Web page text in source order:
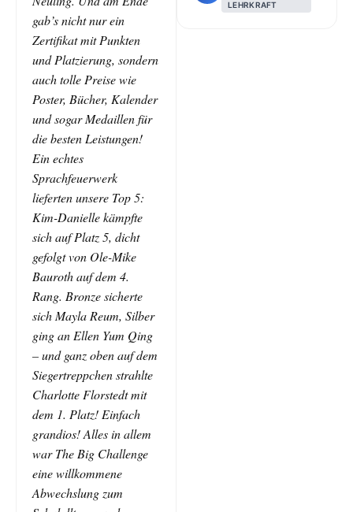
gab’s nicht nur ein
Zertifikat mit Punkten
und Platzierung, sondern
auch tolle Preise wie
Poster, Bücher, Kalender
und sogar Medaillen für
die besten Leistungen!
Ein echtes
Sprachfeuerwerk
lieferten unsere Top 5:
Kim-Danielle kämpfte
sich auf Platz 5, dicht
gefolgt von Ole-Mike
Bauroth auf dem 4.
Rang. Bronze sicherte
sich Mayla Reum, Silber
ging an Ellen Yum Qing
– und ganz oben auf dem
Siegertreppchen strahlte
Charlotte Florstedt mit
dem 1. Platz! Einfach
grandios! Alles in allem
war The Big Challenge
eine willkommene
Abwechslung zum
LEHRKRAFT